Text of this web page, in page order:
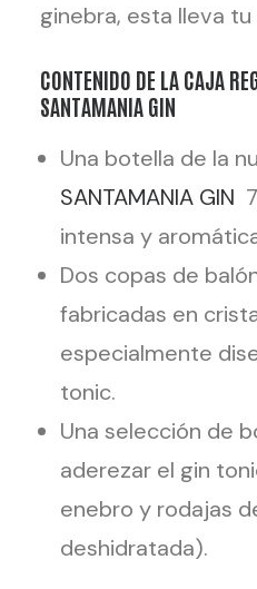
ginebra, esta lleva
CONTENIDO DE LA CAJA
SANTAMANIA GIN
Una botella de la
SANTAMANIA GIN
intensa y
Dos copas de
fabricadas en
especialmente
tonic.
Una selección de
aderezar el gin
enebro y rodajas
deshidratada).